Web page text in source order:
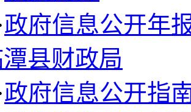
政府信息公开年
县财政局
政府信息公开指